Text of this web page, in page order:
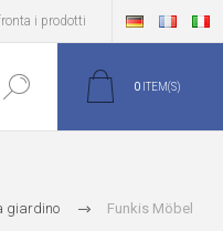
i prodotti
0 ITEM(S)
giardino Funkis Möbel